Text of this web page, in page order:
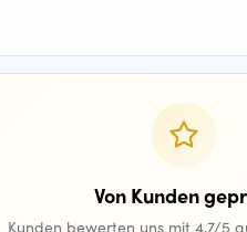
Von Kunden
Kunden bewerten uns mit 4,7/5